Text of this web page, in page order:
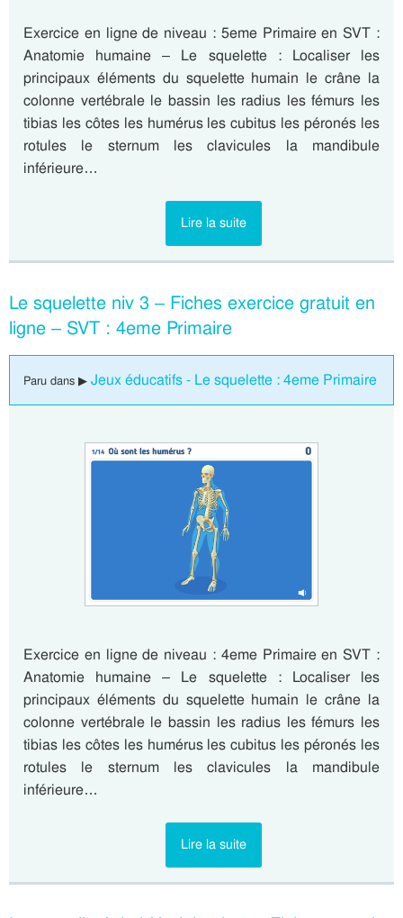
Exercice en ligne de niveau : 5eme Primaire en SVT :
Anatomie humaine – Le squelette : Localiser les
principaux éléments du squelette humain le crâne la
colonne vertébrale le bassin les radius les fémurs les
tibias les côtes les humérus les cubitus les péronés les
rotules le sternum les clavicules la mandibule
inférieure…
Lire la suite
Le squelette niv 3 – Fiches exercice gratuit en
ligne – SVT : 4eme Primaire
Paru dans ▶ Jeux éducatifs - Le squelette : 4eme Primaire
Exercice en ligne de niveau : 4eme Primaire en SVT :
Anatomie humaine – Le squelette : Localiser les
principaux éléments du squelette humain le crâne la
colonne vertébrale le bassin les radius les fémurs les
tibias les côtes les humérus les cubitus les péronés les
rotules le sternum les clavicules la mandibule
inférieure…
Lire la suite